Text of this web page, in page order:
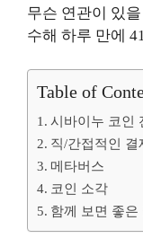
무슨 연관이 있
수해 하루 만에
Table of
시바이누 코인
직/간접적인 결
메타버스
코인 소각
함께 보면 좋은